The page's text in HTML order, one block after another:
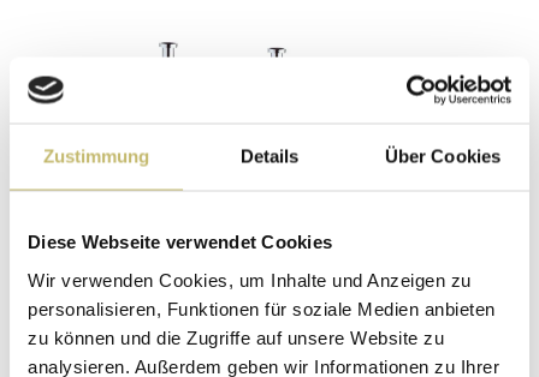
Zustimmung Details Über Cookies
Diese Webseite verwendet Cookies
Wir verwenden Cookies, um Inhalte und Anzeigen zu
personalisieren, Funktionen für soziale Medien anbieten
zu können und die Zugriffe auf unsere Website zu
analysieren. Außerdem geben wir Informationen zu Ihrer
2x Waschtisch-Anschluss Spar-Set f.
Doppelwaschtische
Sofort lieferbar 11.08-13.08.